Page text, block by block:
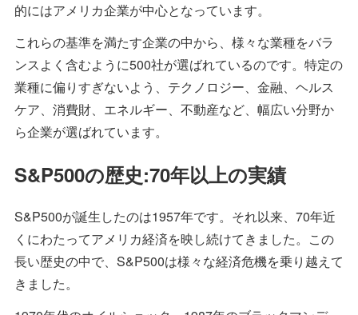
的にはアメリカ企業が中心となっています。
これらの基準を満たす企業の中から、様々な業種をバラ
ンスよく含むように500社が選ばれているのです。特定の
業種に偏りすぎないよう、テクノロジー、金融、ヘルス
ケア、消費財、エネルギー、不動産など、幅広い分野か
ら企業が選ばれています。
S&P500の歴史:70年以上の実績
S&P500が誕生したのは1957年です。それ以来、70年近
くにわたってアメリカ経済を映し続けてきました。この
長い歴史の中で、S&P500は様々な経済危機を乗り越えて
きました。